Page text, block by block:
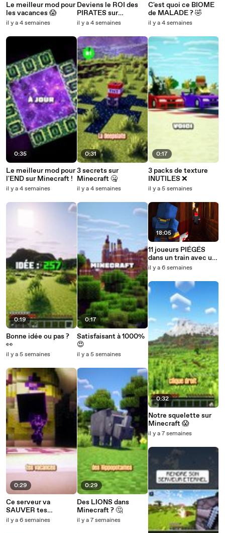
Le meilleur mod pour
les vacances 😱
il y a 4 semaines
0:35
Le meilleur mod pour
l'END sur Minecraft !
il y a 4 semaines
0:19
Bonne idée ou pas ?
👀
il y a 5 semaines
0:29
Ce serveur va
SAUVER tes
VACANCES 😍
il y a 6 semaines
Deviens le ROI des
PIRATES sur
Minecraft 😎
il y a 4 semaines
0:31
3 secrets sur
Minecraft 🤐
il y a 4 semaines
0:17
Satisfaisant à 1000%
😍
il y a 5 semaines
0:29
Des LIONS dans
Minecraft ? 🤔
il y a 7 semaines
C'est quoi ce BIOME
de MALADE ? 🤣
il y a 4 semaines
0:17
3 packs de texture
INUTILES ❌
il y a 5 semaines
18:05
11 joueurs PIÉGÉS
dans un train avec un
TUEUR !
il y a 6 semaines
0:32
Notre squelette sur
Minecraft 😱
il y a 7 semaines